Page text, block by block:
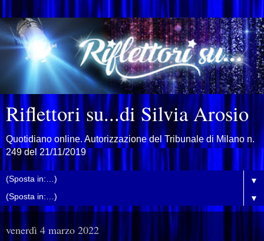
Riflettori su...di Silvia Arosio
Quotidiano online. Autorizzazione del Tribunale di Milano n.
249 del 21/11/2019
▼
▼
venerdì 4 marzo 2022